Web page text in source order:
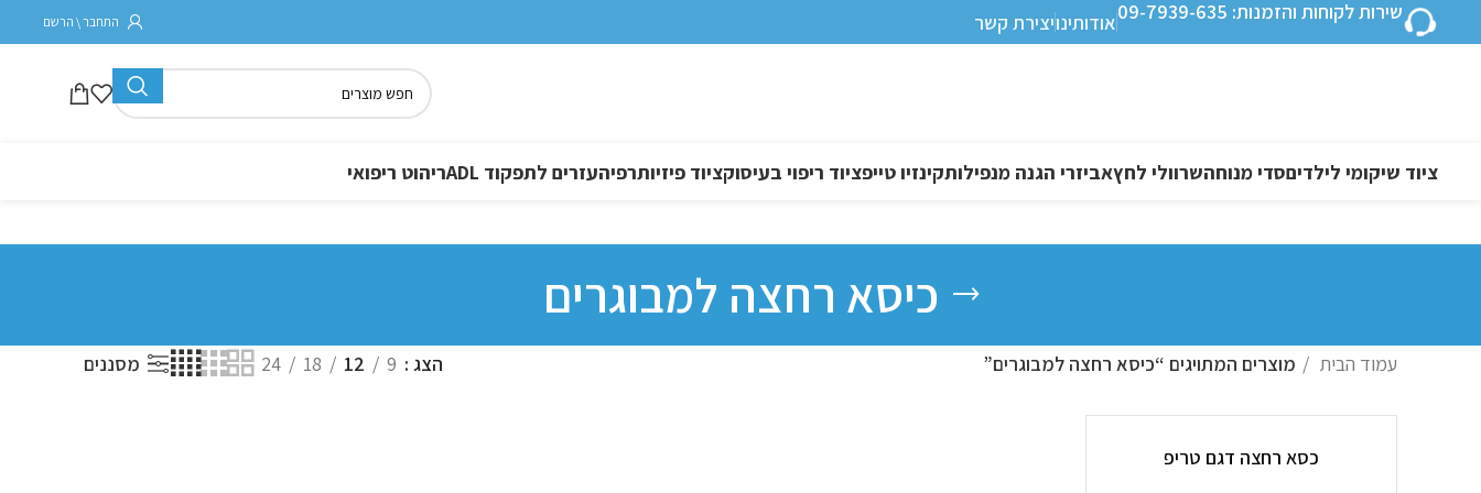
שירות לקוחות והזמנות: 09-7939-635 אודותינויצירת קשר התחבר \ הרשם
ציוד שיקומי לילדיםסדי מנוחהשרוולי לחץאביזרי הגנה מנפילותקינזיו טייפציוד ריפוי בעיסוקציוד פיזיותרפיהעזרים לתפקוד ADL ריהוט ריפואי
כיסא רחצה למבוגרים
עמוד הבית מוצרים המתויגים “כיסא רחצה למבוגרים” הצג 9
12
18
24 מסננים
כסא רחצה דגם טריפ